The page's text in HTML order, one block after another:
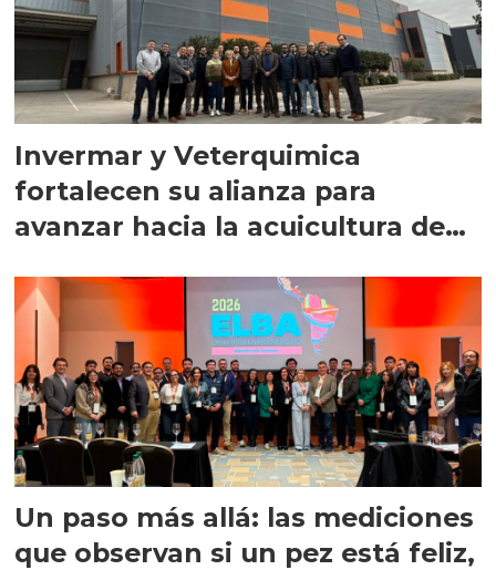
Invermar y Veterquimica
fortalecen su alianza para
avanzar hacia la acuicultura de
Un paso más allá: las mediciones
que observan si un pez está feliz,